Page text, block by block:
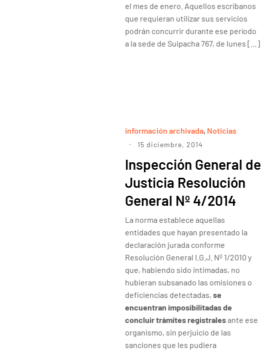
el mes de enero. Aquellos escribanos
que requieran utilizar sus servicios
podrán concurrir durante ese período
a la sede de Suipacha 767, de lunes […]
información archivada, Noticias
15 diciembre, 2014
Inspección General de
Justicia Resolución
General Nº 4/2014
La norma establece aquellas
entidades que hayan presentado la
declaración jurada conforme
Resolución General I.G.J. Nº 1/2010 y
que, habiendo sido intimadas, no
hubieran subsanado las omisiones o
deficiencias detectadas, se
encuentran imposibilitadas de
concluir trámites registralesante ese
organismo, sin perjuicio de las
sanciones que les pudiera